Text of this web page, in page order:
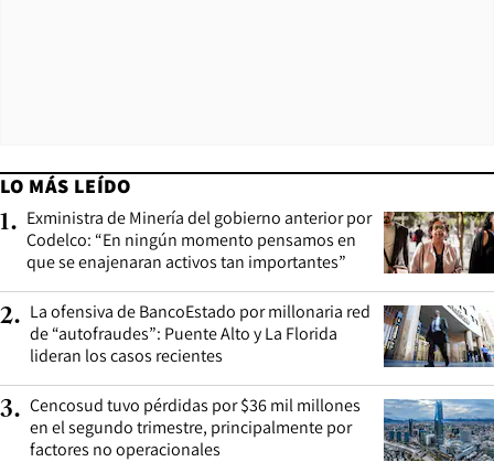
LO MÁS LEÍDO
1. Exministra de Minería del gobierno anterior por
Codelco: “En ningún momento pensamos en
que se enajenaran activos tan importantes”
2. La ofensiva de BancoEstado por millonaria red
de “autofraudes”: Puente Alto y La Florida
lideran los casos recientes
3. Cencosud tuvo pérdidas por $36 mil millones
en el segundo trimestre, principalmente por
factores no operacionales